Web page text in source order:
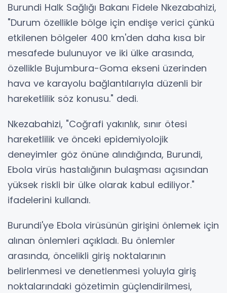
Burundi Halk Sağlığı Bakanı Fidele Nkezabahizi,
"Durum özellikle bölge için endişe verici çünkü
etkilenen bölgeler 400 km'den daha kısa bir
mesafede bulunuyor ve iki ülke arasında,
özellikle Bujumbura-Goma ekseni üzerinden
hava ve karayolu bağlantılarıyla düzenli bir
hareketlilik söz konusu." dedi.
Nkezabahizi, "Coğrafi yakınlık, sınır ötesi
hareketlilik ve önceki epidemiyolojik
deneyimler göz önüne alındığında, Burundi,
Ebola virüs hastalığının bulaşması açısından
yüksek riskli bir ülke olarak kabul ediliyor."
ifadelerini kullandı.
Burundi'ye Ebola virüsünün girişini önlemek için
alınan önlemleri açıkladı. Bu önlemler
arasında, öncelikli giriş noktalarının
belirlenmesi ve denetlenmesi yoluyla giriş
noktalarındaki gözetimin güçlendirilmesi,